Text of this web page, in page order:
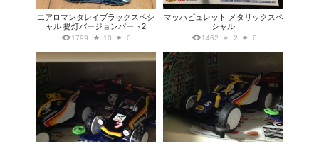
エアロマンタレイブラックスペシ
ャル 提灯バージョンパート2
1799 10 0
マッハビュレット メタリックスペ
シャル
1462 2 0